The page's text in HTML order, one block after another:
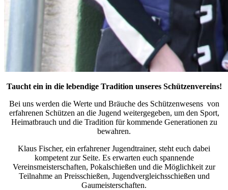
Taucht ein in die lebendige Tradition unseres Schützenvereins!
Bei uns werden die Werte und Bräuche des Schützenwesens von
erfahrenen Schützen an die Jugend weitergegeben, um den Sport,
Heimatbrauch und die Tradition für kommende Generationen zu
bewahren.
Klaus Fischer, ein erfahrener Jugendtrainer, steht euch dabei
kompetent zur Seite. Es erwarten euch spannende
Vereinsmeisterschaften, Pokalschießen und die Möglichkeit zur
Teilnahme an Preisschießen, Jugendvergleichsschießen und
Gaumeisterschaften.